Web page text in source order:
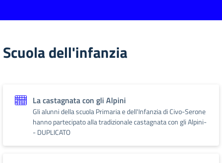
Scuola dell'infanzia
La castagnata con gli Alpini
Gli alunni della scuola Primaria e dell'Infanzia di Civo-Serone
hanno partecipato alla tradizionale castagnata con gli Alpini-
- DUPLICATO